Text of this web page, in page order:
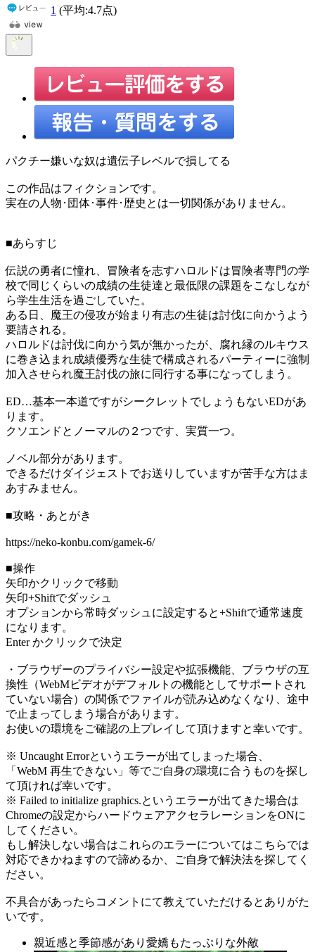
1 (平均:4.7点)
パクチー嫌いな奴は遺伝子レベルで損してる
この作品はフィクションです。
実在の人物･団体･事件･歴史とは一切関係がありません。
■あらすじ
伝説の勇者に憧れ、冒険者を志すハロルドは冒険者専門の学
校で同じくらいの成績の生徒達と最低限の課題をこなしなが
ら学生生活を過ごしていた。
ある日、魔王の侵攻が始まり有志の生徒は討伐に向かうよう
要請される。
ハロルドは討伐に向かう気が無かったが、腐れ縁のルキウス
に巻き込まれ成績優秀な生徒で構成されるパーティーに強制
加入させられ魔王討伐の旅に同行する事になってしまう。
ED…基本一本道ですがシークレットでしょうもないEDがあ
ります。
クソエンドとノーマルの２つです、実質一つ。
ノベル部分があります。
できるだけダイジェストでお送りしていますが苦手な方はま
あすみません。
■攻略・あとがき
https://neko-konbu.com/gamek-6/
■操作
矢印かクリックで移動
矢印+Shiftでダッシュ
オプションから常時ダッシュに設定すると+Shiftで通常速度
になります。
Enter かクリックで決定
・ブラウザーのプライバシー設定や拡張機能、ブラウザの互
換性（WebMビデオがデフォルトの機能としてサポートされ
ていない場合）の関係でファイルが読み込めなくなり、途中
で止まってしまう場合があります。
お使いの環境をご確認の上プレイして頂けますと幸いです。
※ Uncaught Errorというエラーが出てしまった場合、
「WebM 再生できない」等でご自身の環境に合うものを探し
て頂ければ幸いです。
※ Failed to initialize graphics.というエラーが出てきた場合は
Chromeの設定からハードウェアアクセラレーションをONに
してください。
もし解決しない場合はこれらのエラーについてはこちらでは
対応できかねますので諦めるか、ご自身で解決法を探してく
ださい。
不具合があったらコメントにて教えていただけるとありがた
いです。
親近感と季節感があり愛嬌もたっぷりな外敵